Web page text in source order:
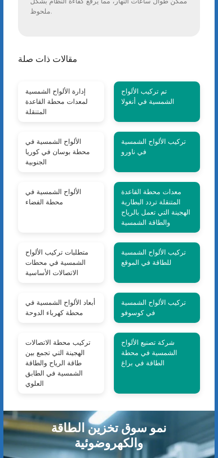
ملحوظ.
مقالات ذات صلة
إدارة الألواح الشمسية
لمعدات محطة القاعدة
المتنقلة
تم تركيب الألواح
الشمسية في أنغولا
الألواح الشمسية في
محطة بوسان في كوريا
الجنوبية
تركيب الألواح الشمسية
في ناورو
الألواح الشمسية في
محطة الفضاء
معدات محطة القاعدة
المتنقلة تردد البطارية
الهجينة التي تعمل بالرياح
والطاقة الشمسية
متطلبات تركيب الألواح
الشمسية في محطات
الاتصالات الأساسية
تركيب الألواح الشمسية
للطاقة في الموقع
أبعاد الألواح الشمسية في
محطة كهرباء الدوحة
تركيب الألواح الشمسية
في كوسوفو
تركيب محطة الاتصالات
الهجينة التي تجمع بين
طاقة الرياح والطاقة
الشمسية في الطابق
العلوي
شركة تصنيع الألواح
الشمسية في محطة
الطاقة في براغ
نمو سوق تخزين الطاقة
والكهروضوئية